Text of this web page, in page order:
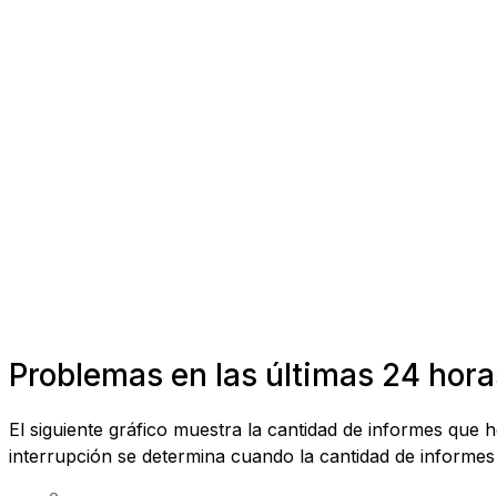
Problemas en las últimas 24
El siguiente gráfico muestra la cantidad de informes
interrupción se determina cuando la cantidad de